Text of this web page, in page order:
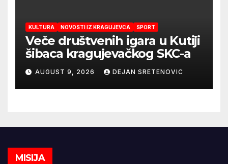
KULTURA NOVOSTI IZ KRAGUJEVCA SPORT
Veče društvenih igara u Kutiji
šibaca kragujevačkog SKC-a
AUGUST 9, 2026 DEJAN SRETENOVIC
MISIJA